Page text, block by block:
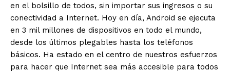
en el bolsillo de todos, sin importar sus ingresos o su
conectividad a Internet. Hoy en día, Android se ejecuta
en 3 mil millones de dispositivos en todo el mundo,
desde los últimos plegables hasta los teléfonos
básicos. Ha estado en el centro de nuestros esfuerzos
para hacer que Internet sea más accesible para todos